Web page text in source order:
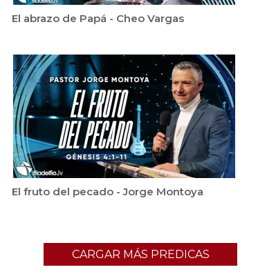
El abrazo de Papá - Cheo Vargas
El fruto del pecado - Jorge Montoya
CARGAR MÁS PREDICAS